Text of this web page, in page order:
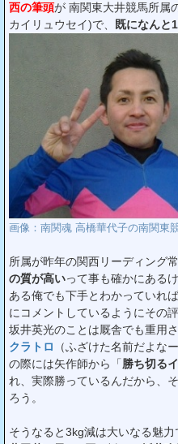
西の筆頭が 南関東大井競馬所属
カイリュウセイ)で、
既になんと
画像：南関魂 高橋華代子の南関東
所属が昨年の関西リーディング
の質が高いって事も確かにある
ある俺でも下手とわかっていれ
にコメントしているようにその評
坂井英光のことは厩舎でも重用
クラトロ
（ふざけた名前だよな
の際には矢作師から「勝ち切る
れ、実際勝っているんだから、
ろう。
そうなると3kg減は大いなる魅